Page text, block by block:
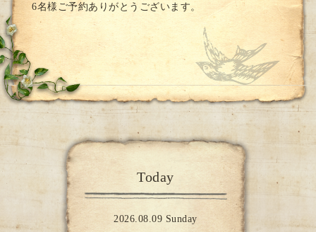
6名様ご予約ありがとうございます。
Today
2026.08.09 Sunday